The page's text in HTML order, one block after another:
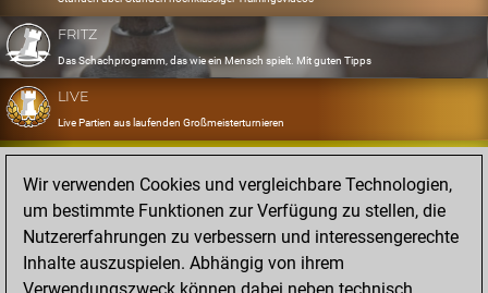
FRITZ
Das Schachprogramm, das wie ein Mensch spielt. Mit guten Tipps
LIVE
Live Partien aus laufenden Großmeisterturnieren
OPENINGS
Erfassen und Üben Sie Ihr Eröffnungsrepertoire
DATABASE
Acht Millionen starke Partien
MYGAMES
Wir verwenden Cookies und vergleichbare Technologien,
um bestimmte Funktionen zur Verfügung zu stellen, die
Nutzererfahrungen zu verbessern und interessengerechte
Inhalte auszuspielen. Abhängig von ihrem